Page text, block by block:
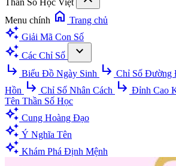
Thần Số Học Việt
Menu chính home Trang chủ
auto_awesome Giải Mã Con Số
auto_awesome Các Chỉ Số
expand_more
subdirectory_arrow_right Biểu Đồ Ngày Sinh subdirectory_arrow_right Chỉ Số Đường
Hồn subdirectory_arrow_right Chỉ Số Nhân Cách subdirectory_arrow_right Đỉnh Cao
Tên Thần Số Học
auto_awesome Cung Hoàng Đạo
auto_awesome Ý Nghĩa Tên
auto_awesome Khám Phá Định Mệnh